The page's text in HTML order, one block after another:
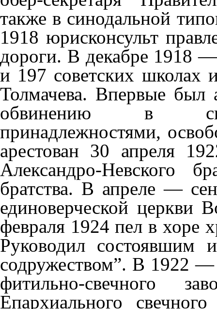
также в синодальной
1918 юрисконсульт
дороги. В декабре 1918
и 197 советских школах
Толмачева. Впервые был
обвинению в
принадлежностями,
арестован 30 апреля
Александро-Невского
братства. В апреле —
единоверческой церкви
февраля 1924 пел в хоре
Руководил состоявшим
содружеством”. В 1922 —
фитильно-свечного
Епархиального